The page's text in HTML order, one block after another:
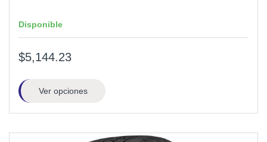
Disponible
$5,144.23
Ver opciones